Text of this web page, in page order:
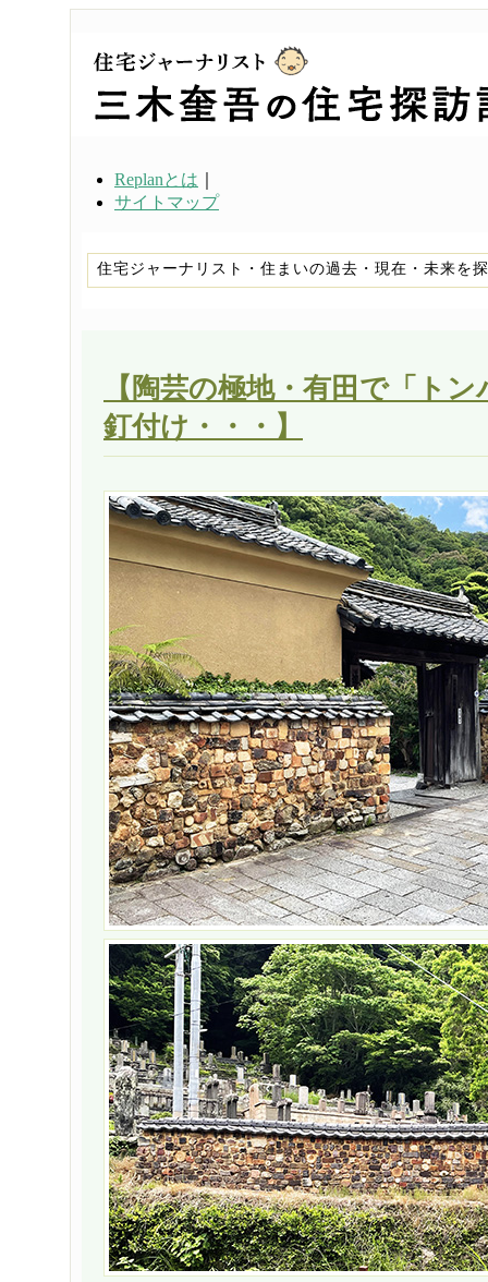
Replanとは
サイトマップ
住宅ジャーナリスト・住まいの過去・現在・未来を
【陶芸の極地・有田で「ト
釘付け・・・】